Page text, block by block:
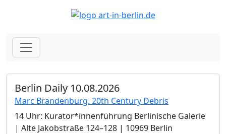
Berlin Daily 10.08.2026
Marc Brandenburg. 20th Century Debris
14 Uhr: Kurator*innenführung Berlinische Galerie
| Alte Jakobstraße 124–128 | 10969 Berlin